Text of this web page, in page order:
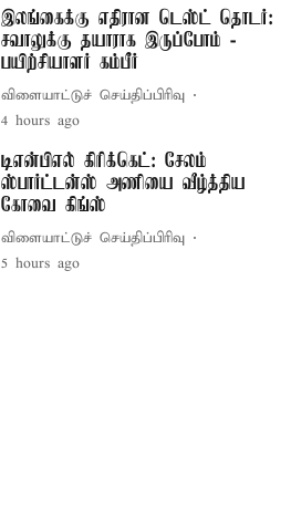
இலங்கைக்கு எதிரான டெஸ்ட் தொடர்:
சவாலுக்கு தயாராக இருப்போம் -
பயிற்சியாளர் கம்பீர்
விளையாட்டுச் செய்திப்பிரிவு
4 hours ago
டிஎன்பிஎல் கிரிக்கெட்: சேலம்
ஸ்பார்ட்டன்ஸ் அணியை வீழ்த்திய
கோவை கிங்ஸ்
விளையாட்டுச் செய்திப்பிரிவு
5 hours ago